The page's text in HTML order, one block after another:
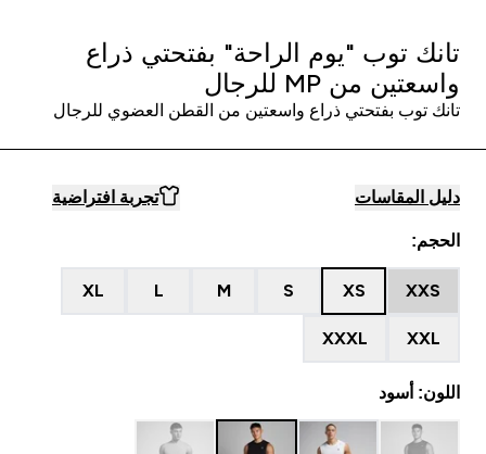
تانك توب "يوم الراحة" بفتحتي ذراع
واسعتين من MP للرجال
تانك توب بفتحتي ذراع واسعتين من القطن العضوي للرجال
دليل المقاسات تجربة افتراضية
الحجم:
XXS
XS
S
M
L
XL
XXL
XXXL
اللون: أسود